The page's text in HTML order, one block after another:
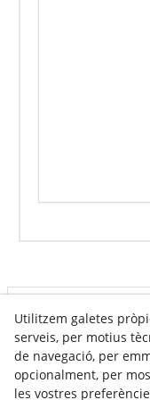
Info venda online
Contacte
Utilitzem galetes
serveis, per motius
de navegació, per
opcionalment, per
les vostres